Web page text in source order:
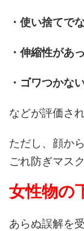
・使い捨てで
・伸縮性があ
・ゴワつかな
などが評価さ
ただし、顔か
ごれ防ぎマス
女性物の
あらぬ誤解を